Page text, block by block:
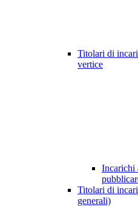
Titolari di
vertice
Incarichi
Titolari di
generali)